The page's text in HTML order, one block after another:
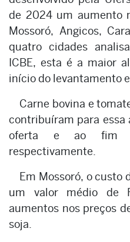
de 2024 um aumento
Mossoró, Angicos,
quatro cidades
ICBE, esta é a maior
início do levantamento
Carne bovina e
contribuíram para essa
oferta e ao fim
respectivamente.
Em Mossoró, o custo
um valor médio de
aumentos nos preços
soja.